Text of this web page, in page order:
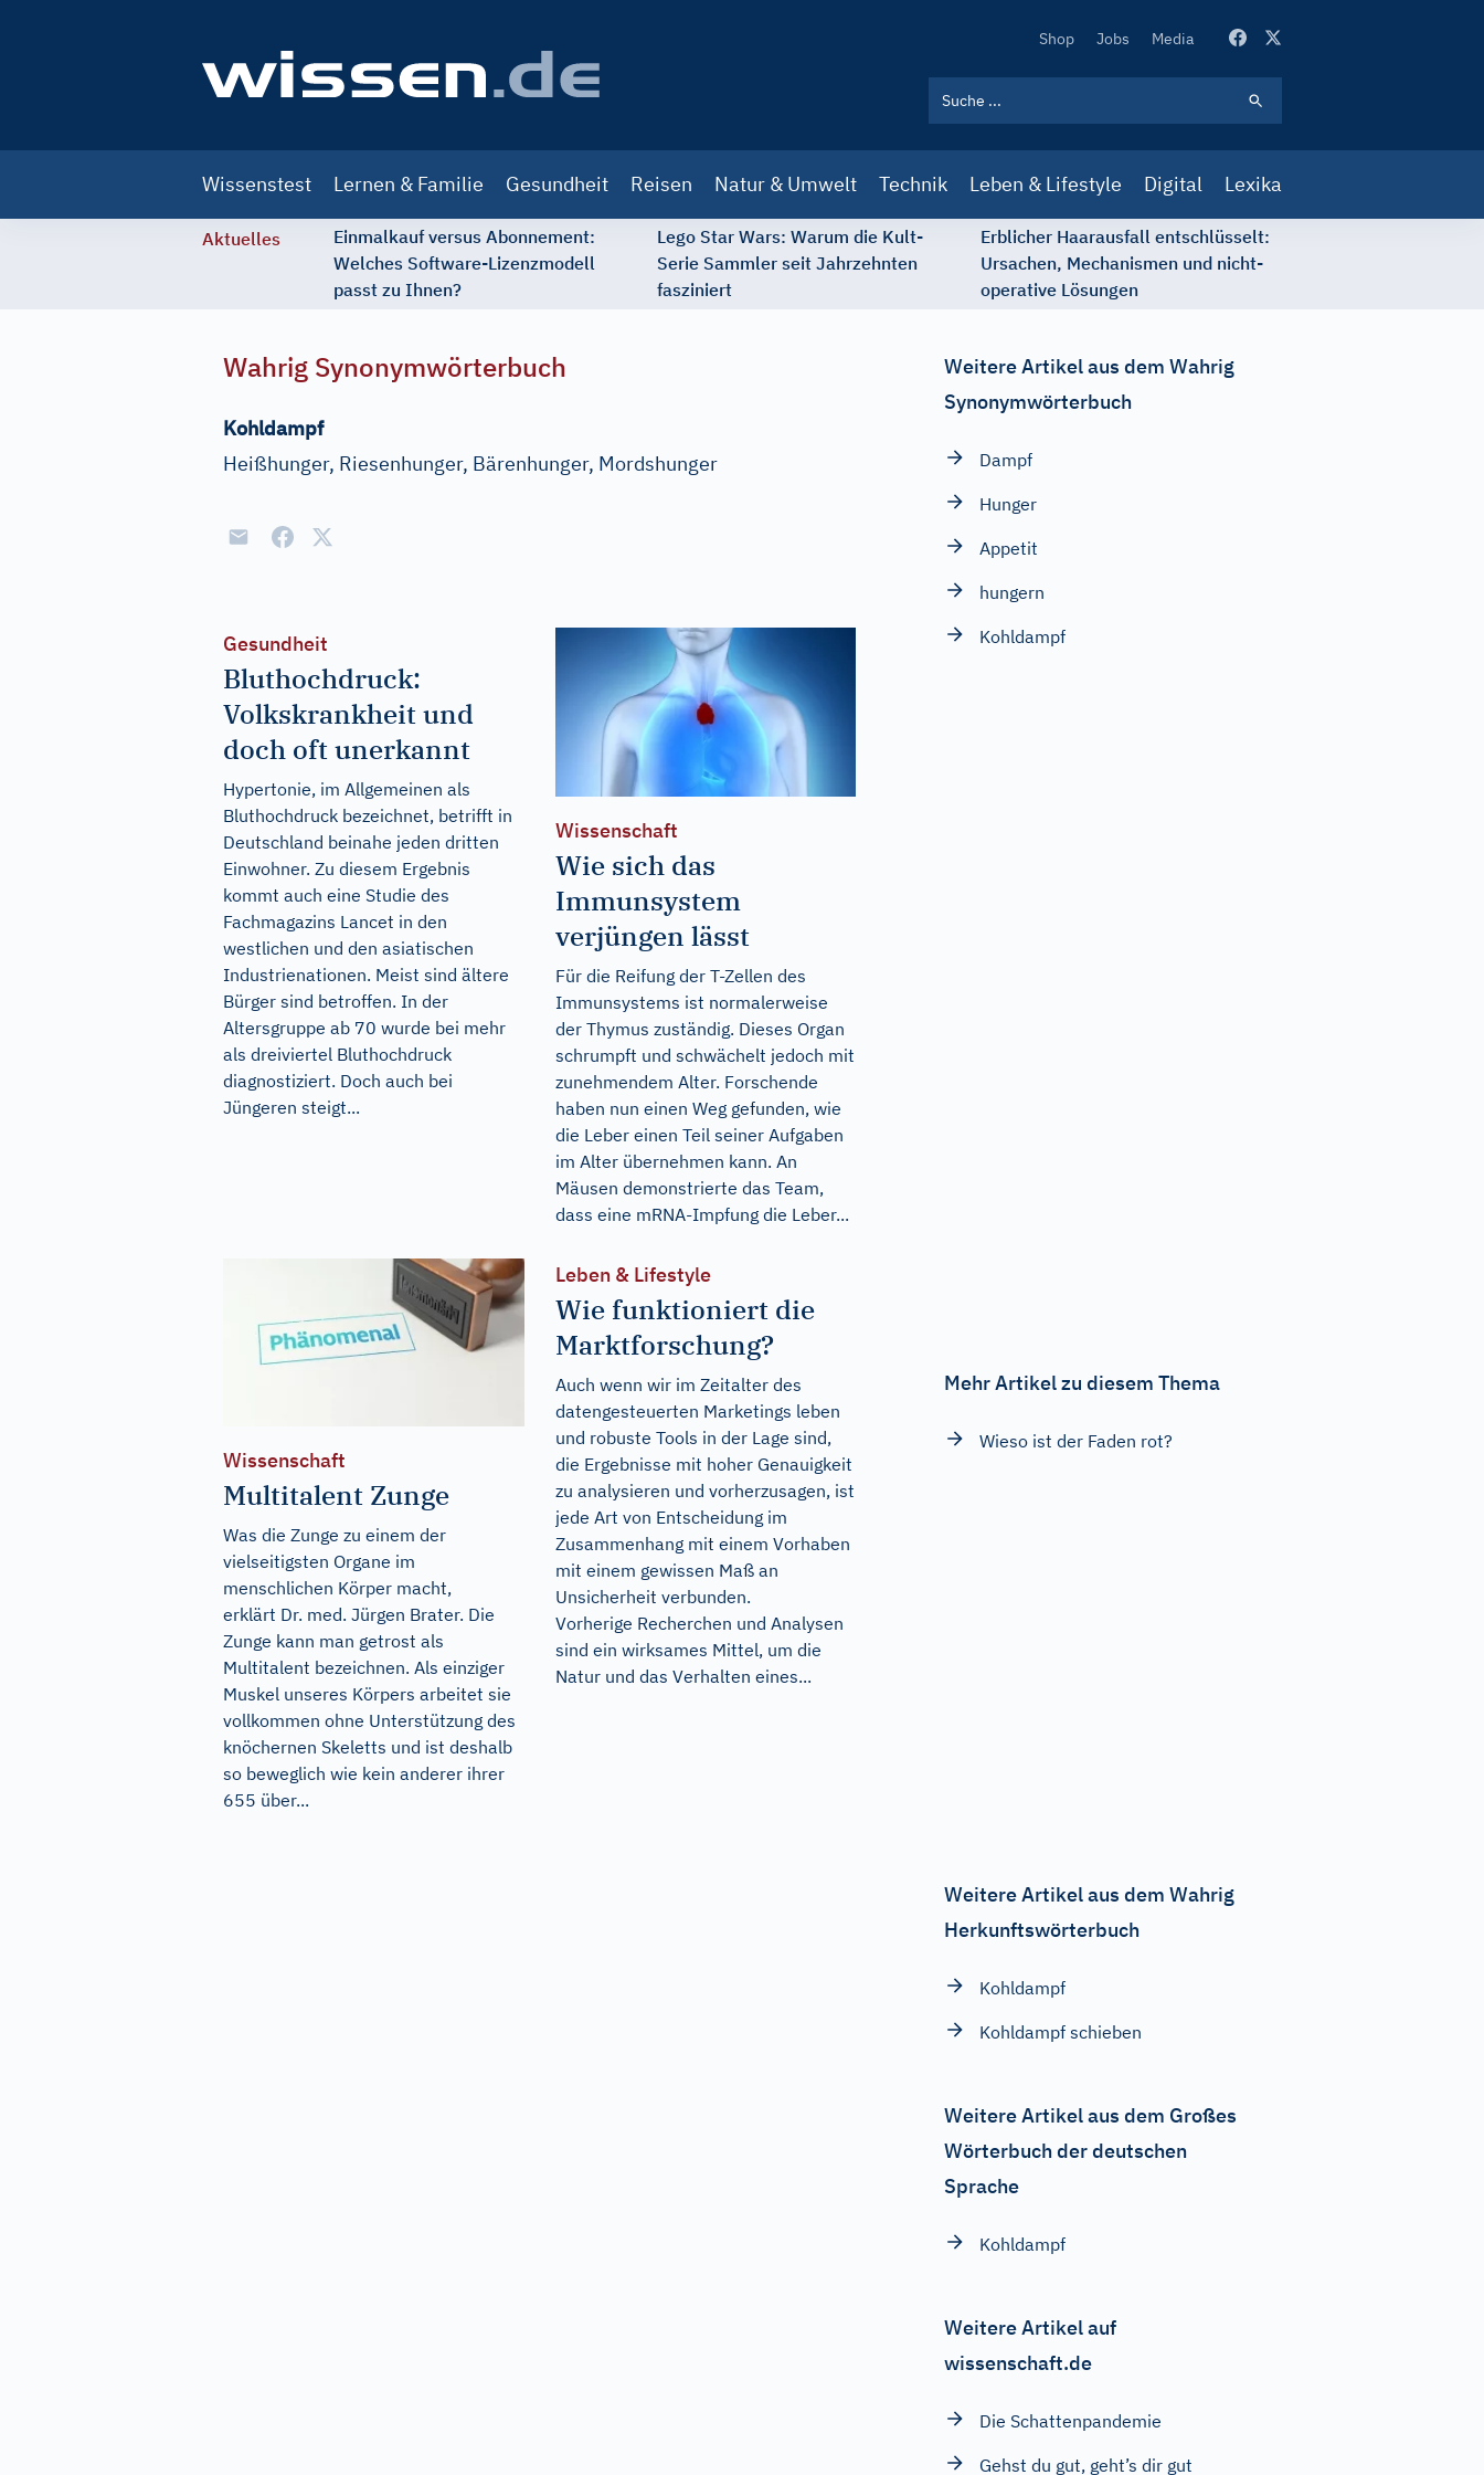
Secondary
Shop Jobs Media
navigation
Wissenstest Lernen & Familie Gesundheit Reisen Natur & Umwelt Technik Leben & Lifestyle Digital Lexika
Aktuelles
Einmalkauf versus Abonnement:
Welches Software-Lizenzmodell
passt zu Ihnen?
Lego Star Wars: Warum die Kult-
Serie Sammler seit Jahrzehnten
fasziniert
Erblicher Haarausfall entschlüsselt:
Ursachen, Mechanismen und nicht-
operative Lösungen
Wahrig Synonymwörterbuch
Kohldampf
Heißhunger, Riesenhunger, Bärenhunger, Mordshunger
Gesundheit
Bluthochdruck:
Volkskrankheit und
doch oft unerkannt
Hypertonie, im Allgemeinen als
Bluthochdruck bezeichnet, betrifft in
Deutschland beinahe jeden dritten
Einwohner. Zu diesem Ergebnis
kommt auch eine Studie des
Fachmagazins Lancet in den
westlichen und den asiatischen
Industrienationen. Meist sind ältere
Bürger sind betroffen. In der
Altersgruppe ab 70 wurde bei mehr
als dreiviertel Bluthochdruck
diagnostiziert. Doch auch bei
Jüngeren steigt...
Wissenschaft
Wie sich das
Immunsystem
verjüngen lässt
Für die Reifung der T-Zellen des
Immunsystems ist normalerweise
der Thymus zuständig. Dieses Organ
schrumpft und schwächelt jedoch mit
zunehmendem Alter. Forschende
haben nun einen Weg gefunden, wie
die Leber einen Teil seiner Aufgaben
im Alter übernehmen kann. An
Mäusen demonstrierte das Team,
dass eine mRNA-Impfung die Leber...
Wissenschaft
Multitalent Zunge
Was die Zunge zu einem der
vielseitigsten Organe im
menschlichen Körper macht,
erklärt Dr. med. Jürgen Brater. Die
Zunge kann man getrost als
Multitalent bezeichnen. Als einziger
Muskel unseres Körpers arbeitet sie
vollkommen ohne Unterstützung des
knöchernen Skeletts und ist deshalb
so beweglich wie kein anderer ihrer
655 über...
Leben & Lifestyle
Wie funktioniert die
Marktforschung?
Auch wenn wir im Zeitalter des
datengesteuerten Marketings leben
und robuste Tools in der Lage sind,
die Ergebnisse mit hoher Genauigkeit
zu analysieren und vorherzusagen, ist
jede Art von Entscheidung im
Zusammenhang mit einem Vorhaben
mit einem gewissen Maß an
Unsicherheit verbunden.
Vorherige Recherchen und Analysen
sind ein wirksames Mittel, um die
Natur und das Verhalten eines...
Weitere Artikel aus dem Wahrig
Synonymwörterbuch
Dampf
Hunger
Appetit
hungern
Kohldampf
Mehr Artikel zu diesem Thema
Wieso ist der Faden rot?
Weitere Artikel aus dem Wahrig
Herkunftswörterbuch
Kohldampf
Kohldampf schieben
Weitere Artikel aus dem Großes
Wörterbuch der deutschen
Sprache
Kohldampf
Weitere Artikel auf
wissenschaft.de
Die Schattenpandemie
Gehst du gut, geht’s dir gut